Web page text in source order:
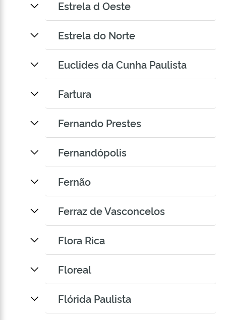
Estrela d Oeste
Estrela do Norte
Euclides da Cunha Paulista
Fartura
Fernando Prestes
Fernandópolis
Fernão
Ferraz de Vasconcelos
Flora Rica
Floreal
Flórida Paulista